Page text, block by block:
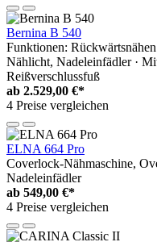
Bernina B 540
Funktionen:
Nählicht, Nadeleinfädler ·
Reißverschlussfuß
ab 2.529,00 €*
4 Preise vergleichen
ELNA 664 Pro
Coverlock-Nähmaschine,
Nadeleinfädler
ab 549,00 €*
4 Preise vergleichen